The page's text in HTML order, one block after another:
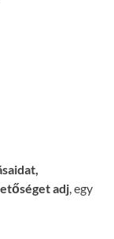
adj , egy